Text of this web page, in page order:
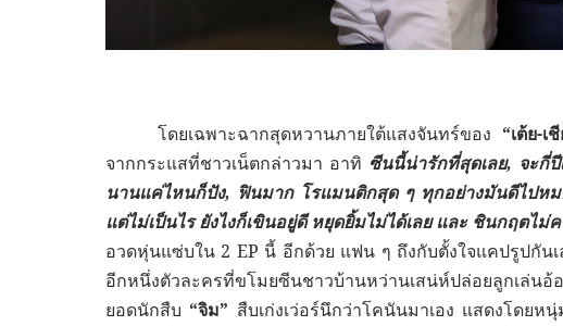
โดยเฉพาะฉากสุดหวานภายใต้แสงจันทร์ของ “เต้ย-เ
จากกระแสที่ชาวเน็ตกล่าวมา อาทิ ซีนนี้น่ารักที่สุดเลย, จะกี่
นานแค่ไหนก็ปัง, ฟินมาก โรแมนติกสุด ๆ ทุกอย่างมันดีไปหม
แต่ไม่เป็นไร ยังไงก็เขินอยู่ดี หยุดยิ้มไม่ได้เลย และ ชินกฤตไม่
อวดหุ่นแซ่บใน 2 EP นี้ อีกด้วย แฟน ๆ ถึงกับตั้งใจแคปรูปกั
อีกหนึ่งตัวละครที่ขโมยซีนชาวบ้านหว่านเสน่ห์ปล่อยลูกเล่น
ยอดนักสืบ “จิม” สืบเก่งเว่อร์นึกว่าโคนันมาเอง แสดงโดยห